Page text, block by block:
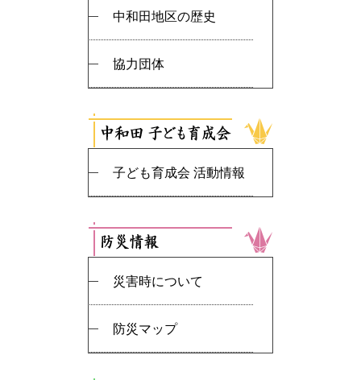
中和田地区の歴史
協力団体
子ども育成会 活動情報
災害時について
防災マップ